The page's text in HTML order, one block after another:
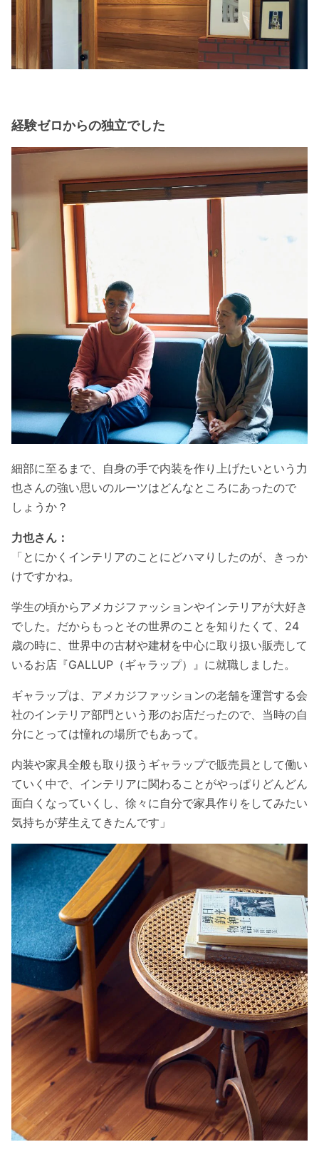
経験ゼロからの独立でした
細部に至るまで、自身の手で内装を作り上げたいという力
也さんの強い思いのルーツはどんなところにあったので
しょうか？
力也さん：
「とにかくインテリアのことにどハマりしたのが、きっか
けですかね。
学生の頃からアメカジファッションやインテリアが大好き
でした。だからもっとその世界のことを知りたくて、24
歳の時に、世界中の古材や建材を中心に取り扱い販売して
いるお店『GALLUP（ギャラップ）』に就職しました。
ギャラップは、アメカジファッションの老舗を運営する会
社のインテリア部門という形のお店だったので、当時の自
分にとっては憧れの場所でもあって。
内装や家具全般も取り扱うギャラップで販売員として働い
ていく中で、インテリアに関わることがやっぱりどんどん
面白くなっていくし、徐々に自分で家具作りをしてみたい
気持ちが芽生えてきたんです」